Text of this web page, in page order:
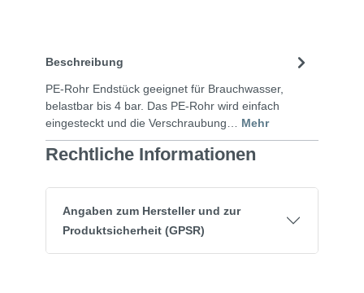
Beschreibung
PE-Rohr Endstück geeignet für Brauchwasser,
belastbar bis 4 bar. Das PE-Rohr wird einfach
eingesteckt und die Verschraubung… Mehr
Rechtliche Informationen
Angaben zum Hersteller und zur
Produktsicherheit (GPSR)